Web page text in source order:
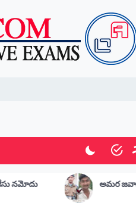
అమర జవాన్‌కు సీఎం జగన్ నివాళి